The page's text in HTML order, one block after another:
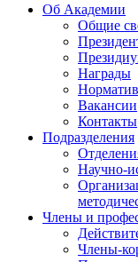
Об Академии
Общие
Награды
Вакансии
Контакты
Подразделения
Научно-
Члены и
Члены-